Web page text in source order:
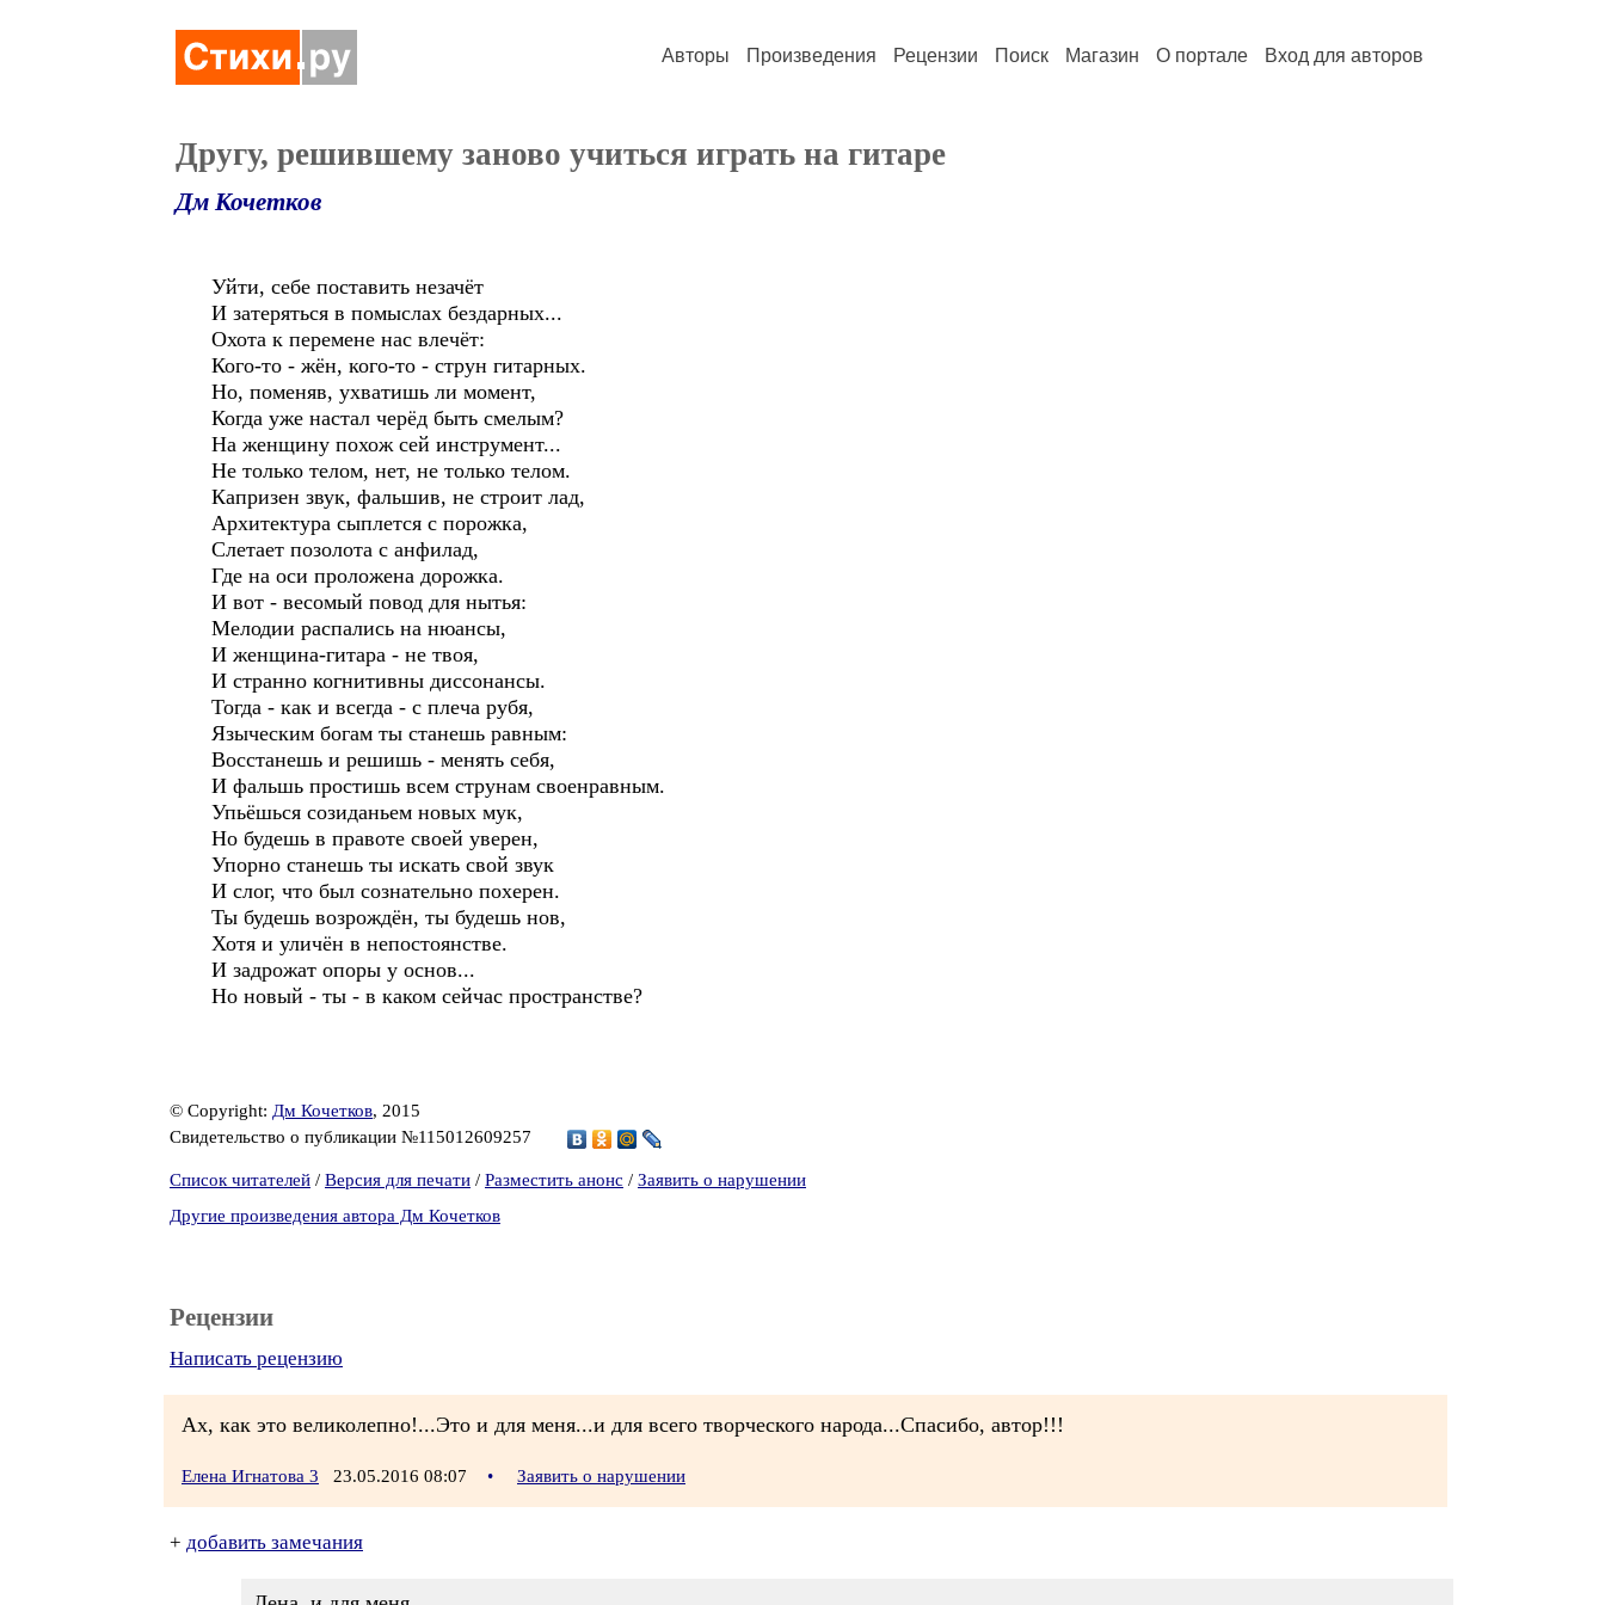
Авторы Произведения Рецензии Поиск Магазин О портале Вход для авторов
Другу, решившему заново учиться играть на гитаре
Дм Кочетков
Уйти, себе поставить незачёт
И затеряться в помыслах бездарных...
Охота к перемене нас влечёт:
Кого-то - жён, кого-то - струн гитарных.
Но, поменяв, ухватишь ли момент,
Когда уже настал черёд быть смелым?
На женщину похож сей инструмент...
Не только телом, нет, не только телом.
Капризен звук, фальшив, не строит лад,
Архитектура сыплется с порожка,
Слетает позолота с анфилад,
Где на оси проложена дорожка.
И вот - весомый повод для нытья:
Мелодии распались на нюансы,
И женщина-гитара - не твоя,
И странно когнитивны диссонансы.
Тогда - как и всегда - с плеча рубя,
Языческим богам ты станешь равным:
Восстанешь и решишь - менять себя,
И фальшь простишь всем струнам своенравным.
Упьёшься созиданьем новых мук,
Но будешь в правоте своей уверен,
Упорно станешь ты искать свой звук
И слог, что был сознательно похерен.
Ты будешь возрождён, ты будешь нов,
Хотя и уличён в непостоянстве.
И задрожат опоры у основ...
Но новый - ты - в каком сейчас пространстве?
© Copyright: Дм Кочетков, 2015
Свидетельство о публикации №115012609257
Список читателей / Версия для печати / Разместить анонс / Заявить о нарушении
Другие произведения автора Дм Кочетков
Рецензии
Написать рецензию
Ах, как это великолепно!...Это и для меня...и для всего творческого народа...Спасибо, автор!!!
Елена Игнатова 3 23.05.2016 08:07 • Заявить о нарушении
+ добавить замечания